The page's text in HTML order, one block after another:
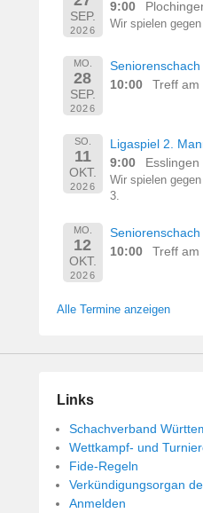
SEP.
2026
9:00
Wir spielen
MO.
28
SEP.
2026
Seniorenschach
10:00
Treff am
SO.
11
OKT.
2026
Ligaspiel 2.
9:00
Esslingen
Wir spielen
3.
MO.
12
OKT.
2026
Seniorenschach
10:00
Treff am
Alle Termine anzeigen
Links
Schachverband
Wettkampf- und
Fide-Regeln
Verkündigungsorgan
Anmelden